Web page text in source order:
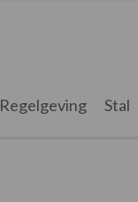
Regelgeving Stal